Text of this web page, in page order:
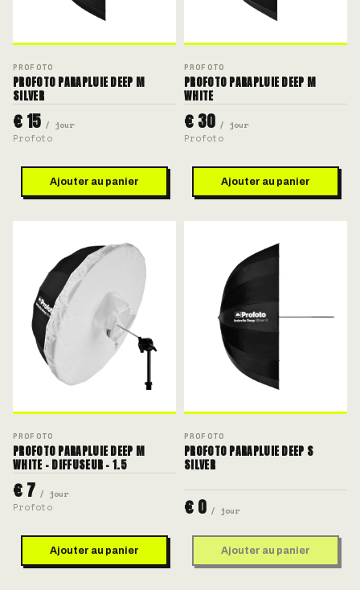
PROFOTO
PROFOTO PARAPLUIE DEEP M
SILVER
€ 15 / jour
Profoto
Ajouter au panier
PROFOTO
PROFOTO PARAPLUIE DEEP M
WHITE
€ 30 / jour
Profoto
Ajouter au panier
PROFOTO
PROFOTO PARAPLUIE DEEP M
WHITE - DIFFUSEUR - 1.5
€ 7 / jour
Profoto
Ajouter au panier
PROFOTO
PROFOTO PARAPLUIE DEEP S
SILVER
€ 0 / jour
Ajouter au panier